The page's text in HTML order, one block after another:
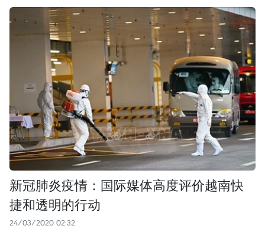
新冠肺炎疫情：国际媒体高度评价越南快
捷和透明的行动
24/03/2020 02:32